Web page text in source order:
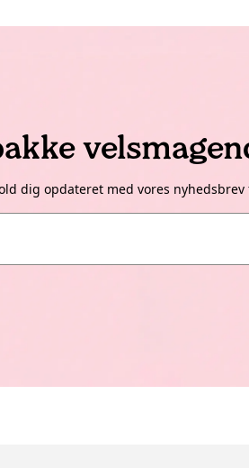
dig opdateret med vores nyhedsbrev